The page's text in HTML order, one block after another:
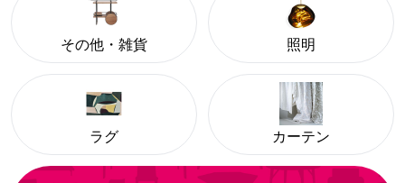
その他・雑貨 照明
ラグ カーテン